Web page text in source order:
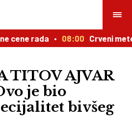
rada 08:00 Crveni
TITOV AJVAR
je bio
bivšeg